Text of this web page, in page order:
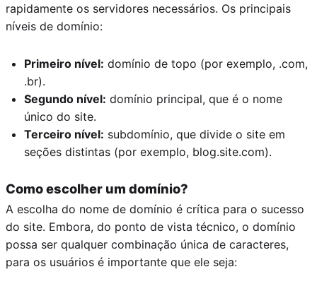
rapidamente os servidores necessários. Os principais
níveis de domínio:
Primeiro nível: domínio de topo (por exemplo, .com,
.br).
Segundo nível: domínio principal, que é o nome
único do site.
Terceiro nível: subdomínio, que divide o site em
seções distintas (por exemplo, blog.site.com).
Como escolher um domínio?
A escolha do nome de domínio é crítica para o sucesso
do site. Embora, do ponto de vista técnico, o domínio
possa ser qualquer combinação única de caracteres,
para os usuários é importante que ele seja: